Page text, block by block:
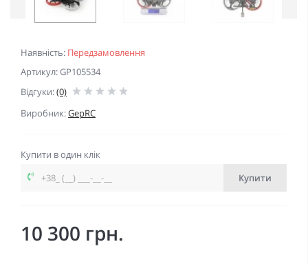
Наявність: Передзамовлення
Артикул: GP105534
Відгуки:(0)
Виробник:GepRC
Купити в один клік
Купити
10 300 грн.